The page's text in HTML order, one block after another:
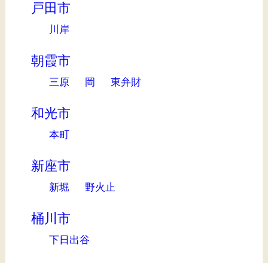
戸田市
川岸
朝霞市
三原 岡 東弁財
和光市
本町
新座市
新堀 野火止
桶川市
下日出谷